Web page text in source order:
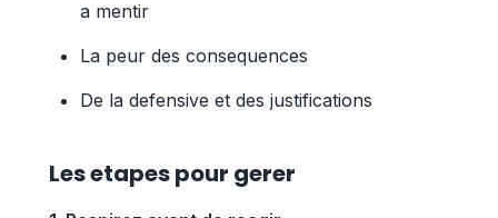
a mentir
La peur des consequences
De la defensive et des justifications
Les etapes pour gerer